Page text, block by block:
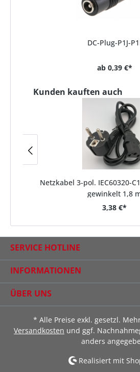
DC-Plug-P1J-
ab 0,39 €*
Kunden kauften auch
Netzkabel 3-pol. IEC60320-
gewinkelt 1,8
3,38 €*
SERVICE HOTLINE
INFORMATIONEN
ÜBER UNS
* Alle Preise exkl. gesetzl.
Versandkosten und ggf.
anders
Realisiert mit